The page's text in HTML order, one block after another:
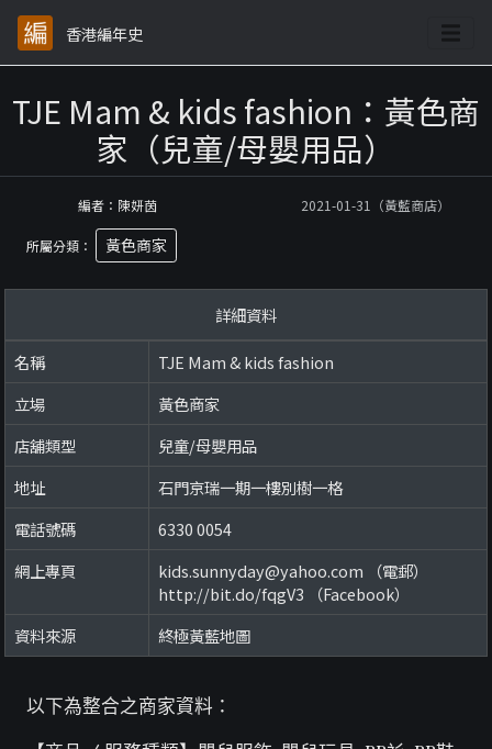
香港編年史
TJE Mam & kids fashion：黃色商
家（兒童/母嬰用品）
編者：陳妍茵 2021-01-31（黃藍商店）
所屬分類： 黃色商家
詳細資料
名稱
TJE Mam & kids fashion
立場
黃色商家
店舖類型
兒童/母嬰用品
地址
石門京瑞一期一樓別樹一格
電話號碼
6330 0054
網上專頁
kids.sunnyday@yahoo.com （電郵）
http://bit.do/fqgV3 （Facebook）
資料來源
終極黃藍地圖
以下為整合之商家資料：